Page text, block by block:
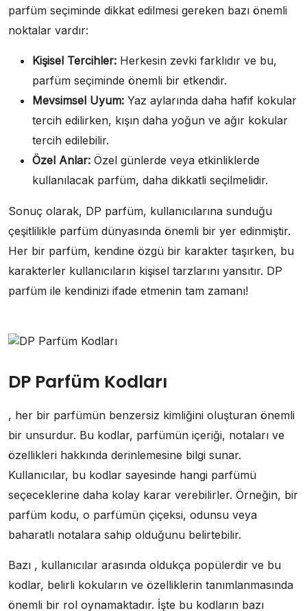
parfüm seçiminde dikkat edilmesi gereken bazı önemli
noktalar vardır:
Kişisel Tercihler: Herkesin zevki farklıdır ve bu,
parfüm seçiminde önemli bir etkendir.
Mevsimsel Uyum: Yaz aylarında daha hafif kokular
tercih edilirken, kışın daha yoğun ve ağır kokular
tercih edilebilir.
Özel Anlar: Özel günlerde veya etkinliklerde
kullanılacak parfüm, daha dikkatli seçilmelidir.
Sonuç olarak, DP parfüm, kullanıcılarına sunduğu
çeşitlilikle parfüm dünyasında önemli bir yer edinmiştir.
Her bir parfüm, kendine özgü bir karakter taşırken, bu
karakterler kullanıcıların kişisel tarzlarını yansıtır. DP
parfüm ile kendinizi ifade etmenin tam zamanı!
DP Parfüm Kodları
, her bir parfümün benzersiz kimliğini oluşturan önemli
bir unsurdur. Bu kodlar, parfümün içeriği, notaları ve
özellikleri hakkında derinlemesine bilgi sunar.
Kullanıcılar, bu kodlar sayesinde hangi parfümü
seçeceklerine daha kolay karar verebilirler. Örneğin, bir
parfüm kodu, o parfümün çiçeksi, odunsu veya
baharatlı notalara sahip olduğunu belirtebilir.
Bazı , kullanıcılar arasında oldukça popülerdir ve bu
kodlar, belirli kokuların ve özelliklerin tanımlanmasında
önemli bir rol oynamaktadır. İşte bu kodların bazı